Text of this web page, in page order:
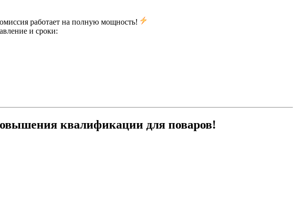
работает на полную мощность!
и сроки:
квалификации для поваров!